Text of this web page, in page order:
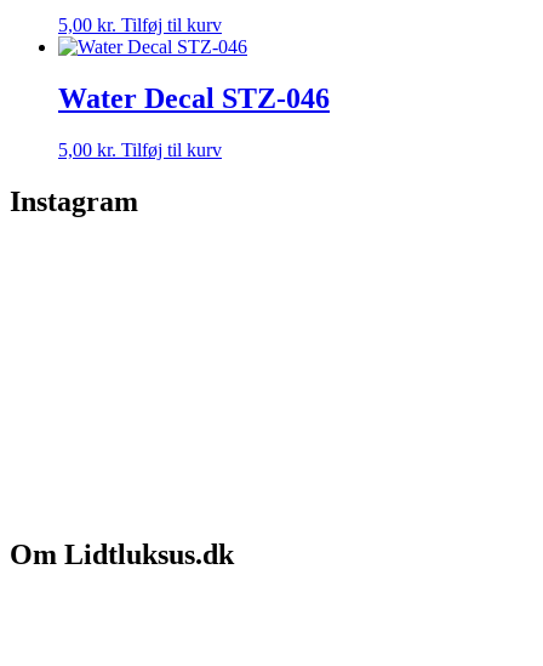
5,00 kr. Tilføj til kurv
Water Decal STZ-046
5,00 kr. Tilføj til kurv
Instagram
Om Lidtluksus.dk